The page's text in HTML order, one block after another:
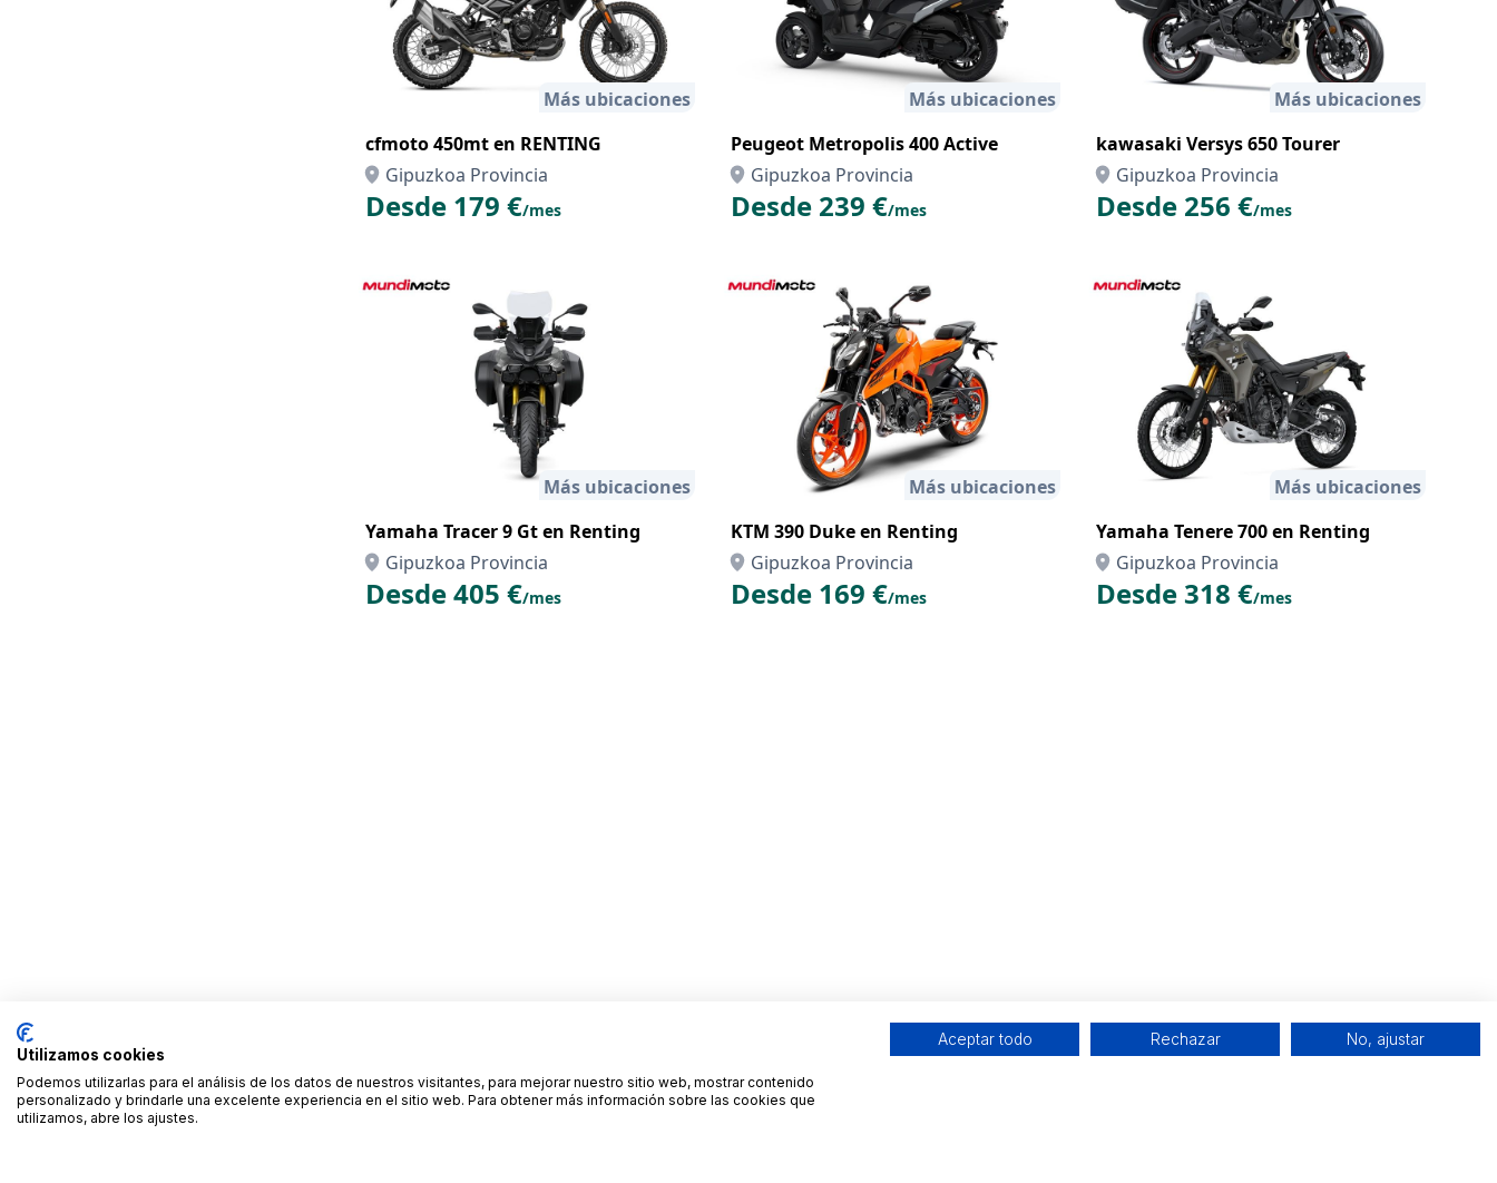
Más ubicaciones
cfmoto 450mt en RENTING
Gipuzkoa Provincia
Desde 179 €/mes
Más ubicaciones
Peugeot Metropolis 400 Active
Gipuzkoa Provincia
Desde 239 €/mes
Más ubicaciones
kawasaki Versys 650 Tourer
Gipuzkoa Provincia
Desde 256 €/mes
Más ubicaciones
Yamaha Tracer 9 Gt en Renting
Gipuzkoa Provincia
Desde 405 €/mes
Más ubicaciones
KTM 390 Duke en Renting
Gipuzkoa Provincia
Desde 169 €/mes
Más ubicaciones
Yamaha Tenere 700 en Renting
Gipuzkoa Provincia
Desde 318 €/mes
Utilizamos cookies
Podemos utilizarlas para el análisis de los datos de nuestros visitantes, para mejorar nuestro sitio web, mostrar contenido
personalizado y brindarle una excelente experiencia en el sitio web. Para obtener más información sobre las cookies que
utilizamos, abre los ajustes.
Aceptar todo Rechazar No, ajustar